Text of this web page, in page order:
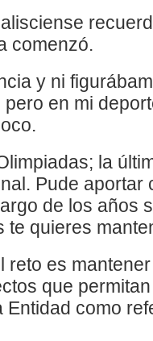
comenzó.
y ni
pero en mi
la
Pude aportar
de los años
te quieres
reto es
que
como